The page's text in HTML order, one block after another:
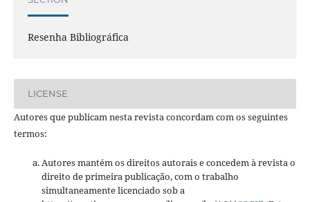
Resenha Bibliográfica
LICENSE
Autores que publicam nesta revista concordam com os seguintes
termos:
Autores mantém os direitos autorais e concedem à revista o
direito de primeira publicação, com o trabalho
simultaneamente licenciado sob a